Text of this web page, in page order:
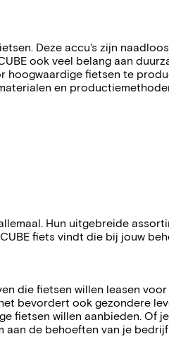
Deze accu's zijn
ook veel belang aan
fietsen te
en
Hun uitgebreide
fiets vindt die bij jouw
die fietsen willen leasen
bevordert ook gezondere
fietsen willen aanbieden. Of
de behoeften van je